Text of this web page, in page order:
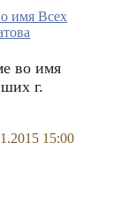
во имя
г.
15:00